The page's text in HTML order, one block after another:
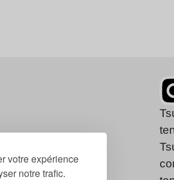
votre expérience
notre trafic.